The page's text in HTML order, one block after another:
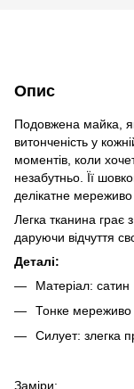
Опис
Подовжена майка,
витонченість у
моментів, коли
незабутньо. Її
делікатне мереживо
Легка тканина грає
даруючи відчуття
Деталі:
Матеріал: сатин
Тонке мереживо
Силует: злегка
Заміри: